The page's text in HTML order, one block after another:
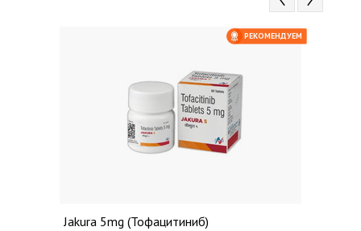
Jakura 5mg (Тофацитиниб)
РЕКОМЕНДУЕМ